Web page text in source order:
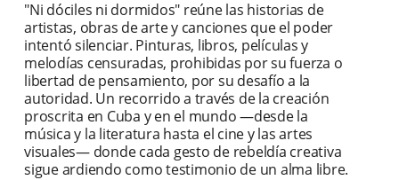
"Ni dóciles ni dormidos" reúne las historias de
artistas, obras de arte y canciones que el poder
intentó silenciar. Pinturas, libros, películas y
melodías censuradas, prohibidas por su fuerza o
libertad de pensamiento, por su desafío a la
autoridad. Un recorrido a través de la creación
proscrita en Cuba y en el mundo —desde la
música y la literatura hasta el cine y las artes
visuales— donde cada gesto de rebeldía creativa
sigue ardiendo como testimonio de un alma libre.